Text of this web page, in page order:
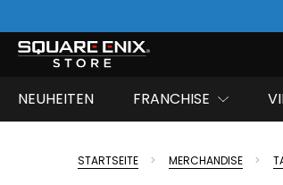
NEUHEITEN FRANCHISE
STARTSEITE MERCHANDISE